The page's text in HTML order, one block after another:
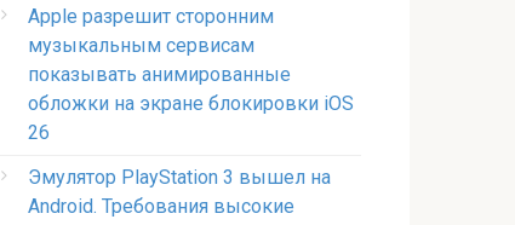
Apple разрешит сторонним
музыкальным сервисам
показывать анимированные
обложки на экране блокировки iOS
26
Эмулятор PlayStation 3 вышел на
Android. Требования высокие